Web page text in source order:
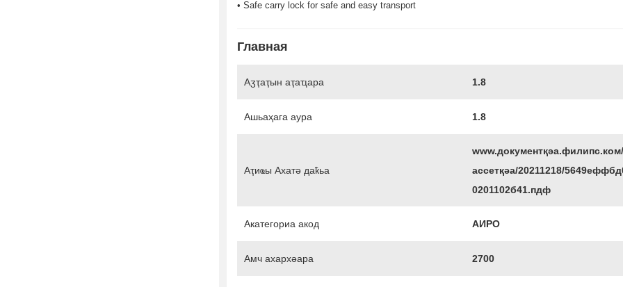
• Safe carry lock for safe and easy transport
Главная
Аӡҭаҭын аҭаҵара 1.8
Ашьаҳага аура 1.8
Аҭиҩы Ахатә даҟьа
www.документқәа.филипс.ком/
ассетқәа/20211218/
0201102б41.пдф
Акатегориа акод АИРО
Амч ахархәара 2700